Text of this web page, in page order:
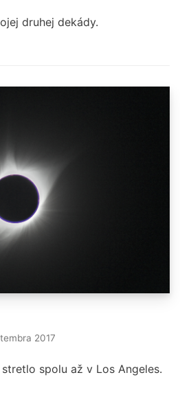
druhej dekády.
2017
spolu až v Los Angeles.